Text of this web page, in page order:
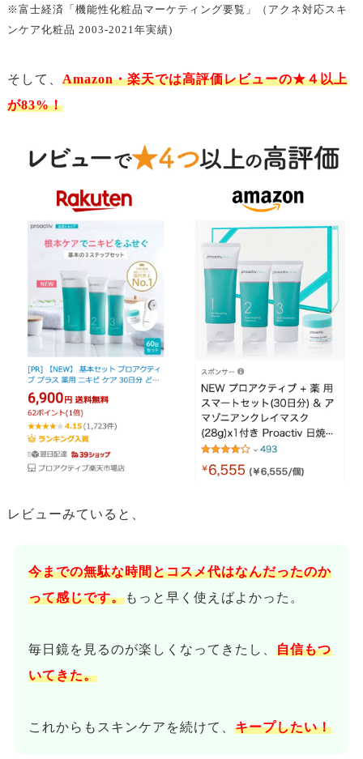
バリア機能が低下すると肌の水分と皮脂のバランスが崩れて
肌が乾燥することにより、角質が厚くなり毛穴を塞いでしま
ふさがった毛穴に皮脂が詰まることにより、炎症からニキビ
が発生します。
加します。 その結果、皮脂腺からの皮脂分泌が増加しやすく
の繁殖や炎症を引き起こしやすくなります。
※富士経済「機能性化粧品マーケティング要覧」（アクネ対応スキ
ンケア化粧品 2003-2021年実績)
そして、 Amazon・楽天では高評価レビューの★４以上
が83%！
レビューみていると、
今までの無駄な時間とコスメ代はなんだったのか
って感じです。もっと早く使えばよかった。
毎日鏡を見るのが楽しくなってきたし、 自信もつ
いてきた。
これからもスキンケアを続けて、 キープしたい！